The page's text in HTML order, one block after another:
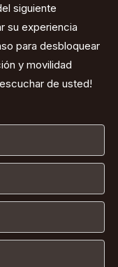
siguiente
su experiencia
para desbloquear
y movilidad
de usted!